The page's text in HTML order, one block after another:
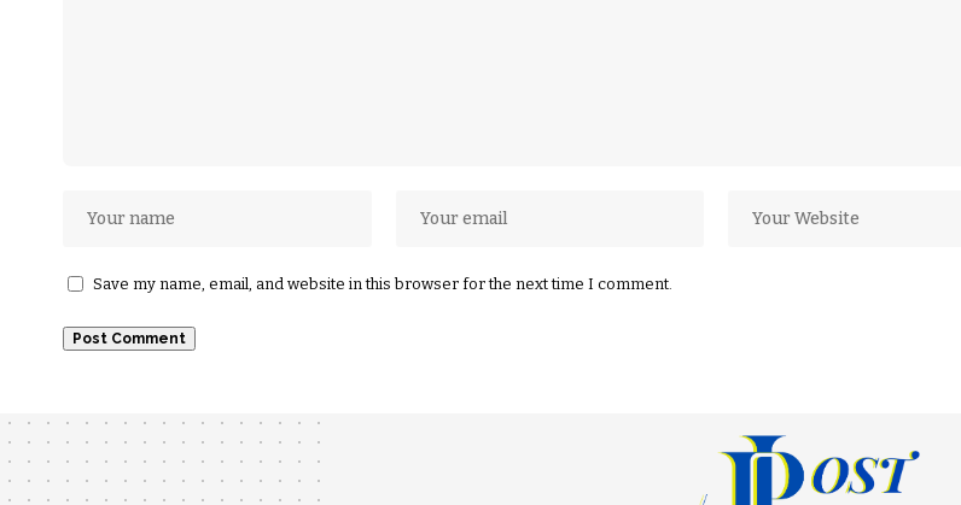
Save my name, email, and website in this browser for the next time I comment.